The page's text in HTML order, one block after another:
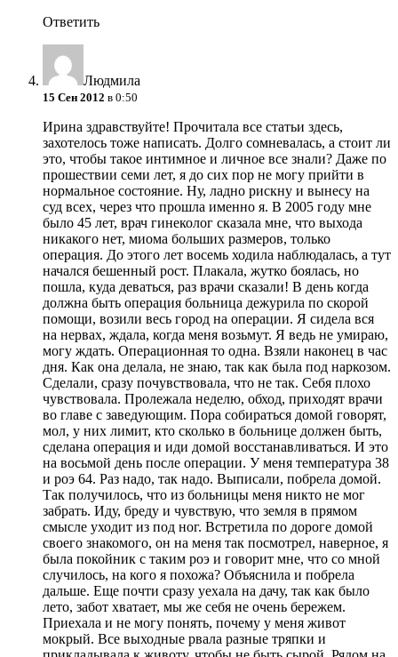
Ответить
Людмила
15 Сен 2012 в 0:50
Ирина здравствуйте! Прочитала все статьи здесь,
захотелось тоже написать. Долго сомневалась, а стоит ли
это, чтобы такое интимное и личное все знали? Даже по
прошествии семи лет, я до сих пор не могу прийти в
нормальное состояние. Ну, ладно рискну и вынесу на
суд всех, через что прошла именно я. В 2005 году мне
было 45 лет, врач гинеколог сказала мне, что выхода
никакого нет, миома больших размеров, только
операция. До этого лет восемь ходила наблюдалась, а тут
начался бешенный рост. Плакала, жутко боялась, но
пошла, куда деваться, раз врачи сказали! В день когда
должна быть операция больница дежурила по скорой
помощи, возили весь город на операции. Я сидела вся
на нервах, ждала, когда меня возьмут. Я ведь не умираю,
могу ждать. Операционная то одна. Взяли наконец в час
дня. Как она делала, не знаю, так как была под наркозом.
Сделали, сразу почувствовала, что не так. Себя плохо
чувствовала. Пролежала неделю, обход, приходят врачи
во главе с заведующим. Пора собираться домой говорят,
мол, у них лимит, кто сколько в больнице должен быть,
сделана операция и иди домой восстанавливаться. И это
на восьмой день после операции. У меня температура 38
и роэ 64. Раз надо, так надо. Выписали, побрела домой.
Так получилось, что из больницы меня никто не мог
забрать. Иду, бреду и чувствую, что земля в прямом
смысле уходит из под ног. Встретила по дороге домой
своего знакомого, он на меня так посмотрел, наверное, я
была покойник с таким роэ и говорит мне, что со мной
случилось, на кого я похожа? Объяснила и побрела
дальше. Еще почти сразу уехала на дачу, так как было
лето, забот хватает, мы же себя не очень бережем.
Приехала и не могу понять, почему у меня живот
мокрый. Все выходные рвала разные тряпки и